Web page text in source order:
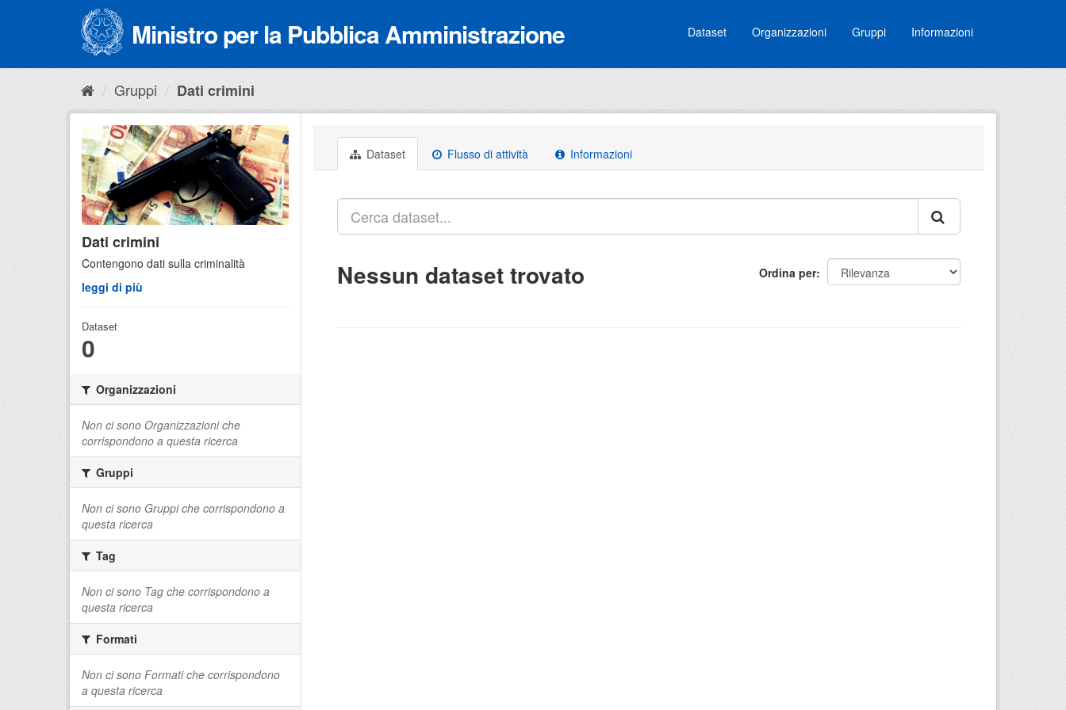
Ministro per la Pubblica Amministrazione Dataset Organizzazioni Gruppi Informazioni
Gruppi Dati crimini
Dati crimini
Contengono dati sulla criminalità
leggi di più
Dataset
0
Organizzazioni
Non ci sono Organizzazioni che
corrispondono a questa ricerca
Gruppi
Non ci sono Gruppi che corrispondono a
questa ricerca
Tag
Non ci sono Tag che corrispondono a
questa ricerca
Formati
Non ci sono Formati che corrispondono
a questa ricerca
Dataset Flusso di attività Informazioni
Ordina per
Nessun dataset trovato